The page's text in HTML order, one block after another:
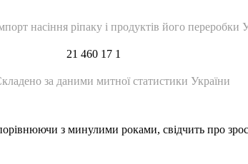
насіння ріпаку і продуктів його переробки
за даними митної статистики України
з минулими роками, свідчить про